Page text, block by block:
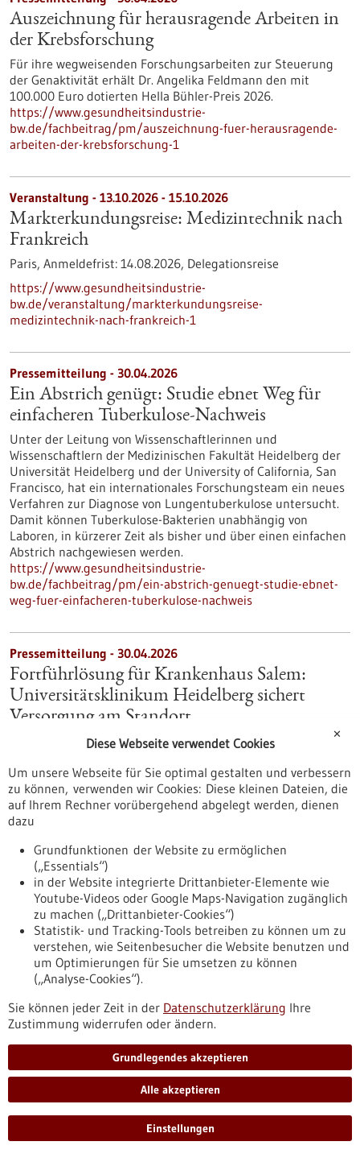
Auszeichnung für herausragende Arbeiten in
der Krebsforschung
Für ihre wegweisenden Forschungsarbeiten zur Steuerung
der Genaktivität erhält Dr. Angelika Feldmann den mit
100.000 Euro dotierten Hella Bühler-Preis 2026.
https://www.gesundheitsindustrie-
bw.de/fachbeitrag/pm/auszeichnung-fuer-herausragende-
arbeiten-der-krebsforschung-1
Veranstaltung - 13.10.2026 - 15.10.2026
Markterkundungsreise: Medizintechnik nach
Frankreich
Paris, Anmeldefrist: 14.08.2026, Delegationsreise
https://www.gesundheitsindustrie-
bw.de/veranstaltung/markterkundungsreise-
medizintechnik-nach-frankreich-1
Pressemitteilung - 30.04.2026
Ein Abstrich genügt: Studie ebnet Weg für
einfacheren Tuberkulose-Nachweis
Unter der Leitung von Wissenschaftlerinnen und
Wissenschaftlern der Medizinischen Fakultät Heidelberg der
Universität Heidelberg und der University of California, San
Francisco, hat ein internationales Forschungsteam ein neues
Verfahren zur Diagnose von Lungentuberkulose untersucht.
Damit können Tuberkulose-Bakterien unabhängig von
Laboren, in kürzerer Zeit als bisher und über einen einfachen
Abstrich nachgewiesen werden.
https://www.gesundheitsindustrie-
bw.de/fachbeitrag/pm/ein-abstrich-genuegt-studie-ebnet-
weg-fuer-einfacheren-tuberkulose-nachweis
Pressemitteilung - 30.04.2026
Fortführlösung für Krankenhaus Salem:
Universitätsklinikum Heidelberg sichert
Versorgung am Standort
Nach intensiven Gesprächen und Verhandlungen wurde die
Universitätsklinikum Heidelberg (UKHD) zum 1. Juli 2026
beschlossen. Mit dem Übergang von Gebäude und
Grundstück wird das Krankenhaus Salem künftig als ein
Standort des UKHD fortgeführt.
bw.de/fachbeitrag/pm/fortfuehrloesung-fuer-krankenhaus-
salem-universitaetsklinikum-heidelberg-sichert-versorgung-
am-standort
Pressemitteilung - 30.04.2026
Die Uni Ulm würdigt wissenschaftlichen
Nachwuchs Auszeichnungsfeier in der Villa
Eberhardt
Mit einer Auszeichnungsfeier hat sich die Universität Ulm für
die herausragenden Leistungen in Forschung und Lehre bei
ihrem wissenschaftlichen Nachwuchs bedankt. Bei der
Veranstaltung Ende April in der Villa Eberhardt standen
Wissenschaftlerinnen und Wissenschaftler im Mittelpunkt, die
Anschubfinanzierungen für eigene Forschungsprojekte
https://www.gesundheitsindustrie-
✕
Diese Webseite verwendet Cookies
Um unsere Webseite für Sie optimal gestalten und verbessern
zu können, verwenden wir Cookies: Diese kleinen Dateien, die
auf Ihrem Rechner vorübergehend abgelegt werden, dienen
dazu
Grundfunktionen der Website zu ermöglichen
(„Essentials“)
in der Website integrierte Drittanbieter-Elemente wie
Youtube-Videos oder Google Maps-Navigation zugänglich
zu machen („Drittanbieter-Cookies“)
Statistik- und Tracking-Tools betreiben zu können um zu
verstehen, wie Seitenbesucher die Website benutzen und
um Optimierungen für Sie umsetzen zu können
(„Analyse-Cookies“).
Sie können jeder Zeit in der Datenschutzerklärung Ihre
Zustimmung widerrufen oder ändern.
Grundlegendes akzeptieren
Alle akzeptieren
Einstellungen